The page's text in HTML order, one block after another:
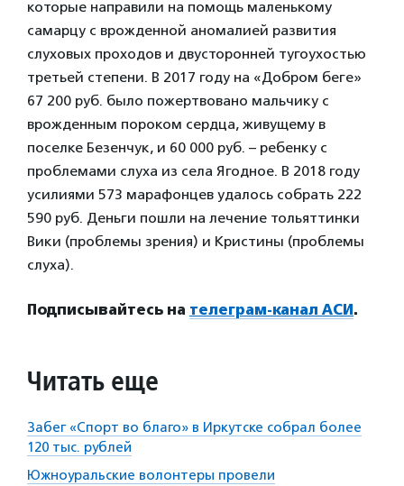
которые направили на помощь маленькому
самарцу с врожденной аномалией развития
слуховых проходов и двусторонней тугоухостью
третьей степени. В 2017 году на «Добром беге»
67 200 руб. было пожертвовано мальчику с
врожденным пороком сердца, живущему в
поселке Безенчук, и 60 000 руб. – ребенку с
проблемами слуха из села Ягодное. В 2018 году
усилиями 573 марафонцев удалось собрать 222
590 руб. Деньги пошли на лечение тольяттинки
Вики (проблемы зрения) и Кристины (проблемы
слуха).
Подписывайтесь на телеграм-канал АСИ .
Читать еще
Забег «Спорт во благо» в Иркутске собрал более
120 тыс. рублей
Южноуральские волонтеры провели